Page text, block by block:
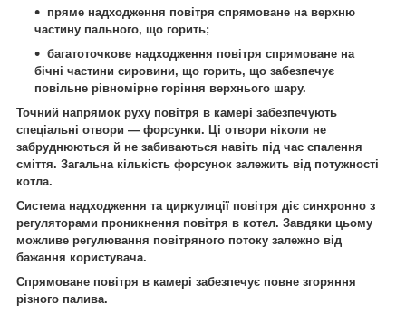
пряме надходження повітря спрямоване на верхню
частину пального, що горить;
багатоточкове надходження повітря спрямоване на
бічні частини сировини, що горить, що забезпечує
повільне рівномірне горіння верхнього шару.
Точний напрямок руху повітря в камері забезпечують
спеціальні отвори — форсунки. Ці отвори ніколи не
забруднюються й не забиваються навіть під час спалення
сміття. Загальна кількість форсунок залежить від потужності
котла.
Система надходження та циркуляції повітря діє синхронно з
регуляторами проникнення повітря в котел. Завдяки цьому
можливе регулювання повітряного потоку залежно від
бажання користувача.
Спрямоване повітря в камері забезпечує повне згоряння
різного палива.